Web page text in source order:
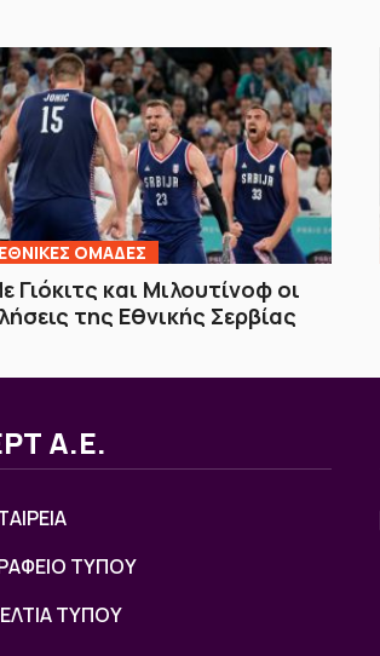
EΘΝΙΚΕΣ OΜΑΔΕΣ
Γιόκιτς και Μιλουτίνοφ οι
της Εθνικής Σερβίας
Α.Ε.
ΤΥΠΟΥ
ΤΥΠΟΥ